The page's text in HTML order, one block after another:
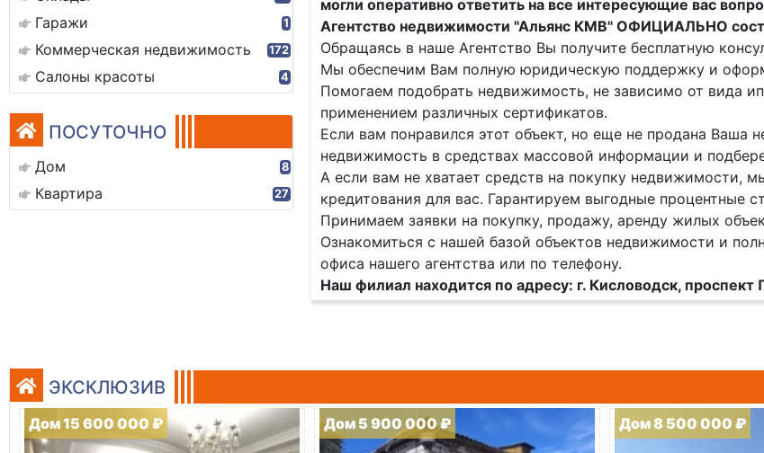
Гаражи 1
Коммерческая недвижимость 172
Салоны красоты 4
ПОСУТОЧНО
Дом 8
Квартира 27
могли оперативно ответить на все интересующие вас
Агентство недвижимости "Альянс КМВ" ОФИЦИАЛЬНО
Обращаясь в наше Агентство Вы получите бесплатную
Мы обеспечим Вам полную юридическую поддержку и
Помогаем подобрать недвижимость, не зависимо от вида
применением различных сертификатов.
Если вам понравился этот объект, но еще не продана
недвижимость в средствах массовой информации и
А если вам не хватает средств на покупку недвижимости,
кредитования для вас. Гарантируем выгодные процентные
Принимаем заявки на покупку, продажу, аренду жилых
Ознакомиться с нашей базой объектов недвижимости и
офиса нашего агентства или по телефону.
Наш филиал находится по адресу: г. Кисловодск,
ЭКСКЛЮЗИВ
Дом 15 600 000 ₽ Дом 5 900 000 ₽ Дом 8 500 000 ₽